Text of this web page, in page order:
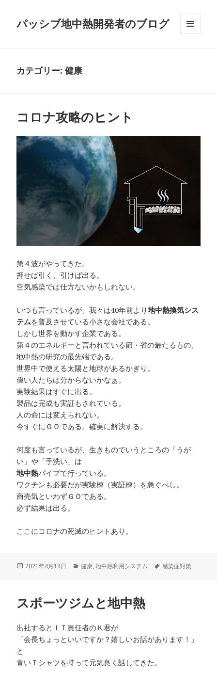
パッシブ地中熱開発者のブログ
カテゴリー:健康
コロナ攻略のヒント
第４波がやってきた。
押せば引く、引けば出る。
空気感染では仕方ないかもしれない。
いつも言っているが、我々は40年前より地中熱換気シス
テムを普及させている小さな会社である。
しかし世界を動かす企業である。
第４のエネルギーと言われている節・省の最たるもの、
地中熱の研究の最先端である。
世界中で使える太陽と地球があるかぎり。
偉い人たちは分からないかなぁ。
実験結果はすぐに出る。
製品は完成も実証もされている。
人の命には変えられない。
今すぐにＧＯである。確実に解決する。
何度も言っているが、生きものでいうところの「うが
い」や「手洗い」は
地中熱パイプで行っている。
ワクチンも必要だが実験棟（実証棟）を急ぐべし。
商売気といわずＧＯである。
必ず結果は出る。
ここにコロナの死滅のヒントあり。
投
2021年4月14日
カ
ー
健康,地中熱利用システム
タ
感染症対策
スポーツジムと地中熱
出社するとＩＴ責任者のＫ君が
「会長ちょっといいですか？嬉しいお話があります！」
と
青いＴシャツを持って元気良く話してきた。